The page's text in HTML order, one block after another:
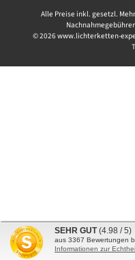
Alle Preise inkl. gesetzl.
© 2026 www.lichterketten-
SEHR GUT (4.98 / 5)
aus 3367 Bewertungen
Informationen zur